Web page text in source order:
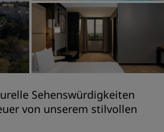
Sehenswürdigkeiten
von unserem stilvollen